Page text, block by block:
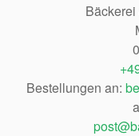
Bestellungen an: